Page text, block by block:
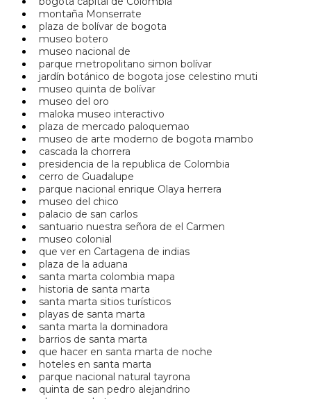
montaña Monserrate
plaza de bolívar de bogota
museo botero
museo nacional de
parque metropolitano simon bolívar
jardín botánico de bogota jose celestino muti
museo quinta de bolívar
museo del oro
maloka museo interactivo
plaza de mercado paloquemao
museo de arte moderno de bogota mambo
cascada la chorrera
presidencia de la republica de Colombia
cerro de Guadalupe
parque nacional enrique Olaya herrera
museo del chico
palacio de san carlos
santuario nuestra señora de el Carmen
museo colonial
que ver en Cartagena de indias
plaza de la aduana
santa marta colombia mapa
historia de santa marta
santa marta sitios turísticos
playas de santa marta
santa marta la dominadora
barrios de santa marta
que hacer en santa marta de noche
hoteles en santa marta
parque nacional natural tayrona
quinta de san pedro alejandrino